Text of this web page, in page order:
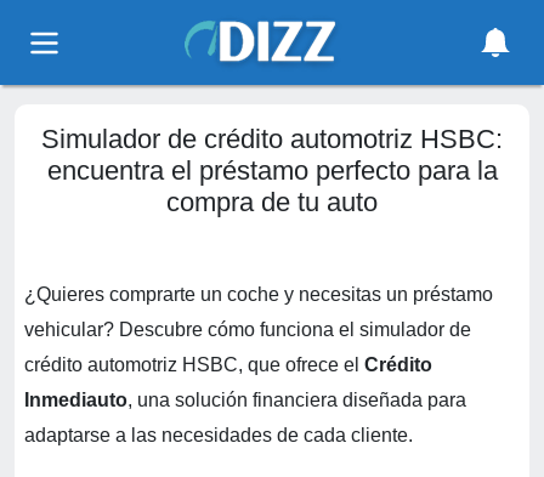
Simulador de crédito automotriz HSBC:
encuentra el préstamo perfecto para la
compra de tu auto
¿Quieres comprarte un coche y necesitas un préstamo
vehicular? Descubre cómo funciona el simulador de
crédito automotriz HSBC, que ofrece el Crédito
Inmediauto, una solución financiera diseñada para
adaptarse a las necesidades de cada cliente.